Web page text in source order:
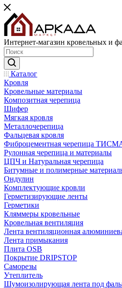
Интернет-магазин кровельных и
Каталог
Кровля
Кровельные материалы
Композитная черепица
Шифер
Мягкая кровля
Металлочерепица
Фальцевая кровля
Фиброцементная черепица
Рулонная черепица и материалы
ЦПЧ и Натуральная черепица
Битумные и полимерные
Ондулин
Комплектующие кровли
Герметизирующие ленты
Герметики
Кляммеры кровельные
Кровельная вентиляция
Лента вентиляционная
Лента примыкания
Плита OSB
Покрытие DRIPSTOP
Саморезы
Утеплитель
Шумоизолирующая лента под